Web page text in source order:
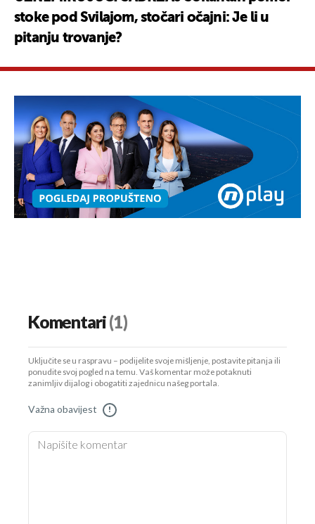
stoke pod Svilajom, stočari očajni: Je li u
pitanju trovanje?
Komentari(1)
Uključite se u raspravu – podijelite svoje mišljenje, postavite pitanja ili
ponudite svoj pogled na temu. Vaš komentar može potaknuti
zanimljiv dijalog i obogatiti zajednicu našeg portala.
Važna obavijest !